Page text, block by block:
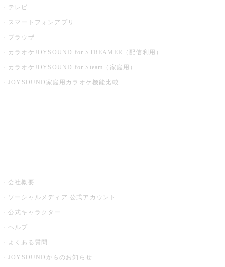
テレビ
スマートフォンアプリ
ブラウザ
カラオケJOYSOUND for STREAMER（配信利用）
カラオケJOYSOUND for Steam（家庭用）
JOYSOUND家庭用カラオケ機能比較
会社概要
ソーシャルメディア 公式アカウント
公式キャラクター
ヘルプ
よくある質問
JOYSOUNDからのお知らせ